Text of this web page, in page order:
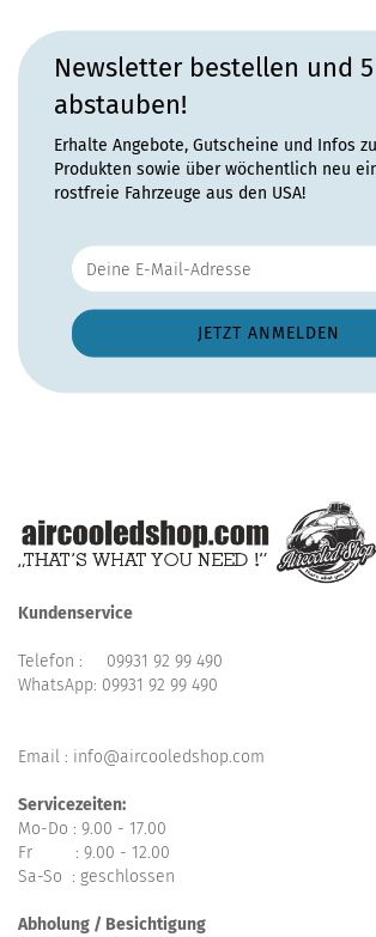
Newsletter bestellen und
abstauben!
Erhalte Angebote, Gutscheine und Infos
Produkten sowie über wöchentlich neu
rostfreie Fahrzeuge aus den USA!
Kundenservice
Telefon : 09931 92 99 490
WhatsApp: 09931 92 99 490
Email : info@aircooledshop.com
Servicezeiten:
Mo-Do : 9.00 - 17.00
Fr : 9.00 - 12.00
Sa-So : geschlossen
Abholung / Besichtigung